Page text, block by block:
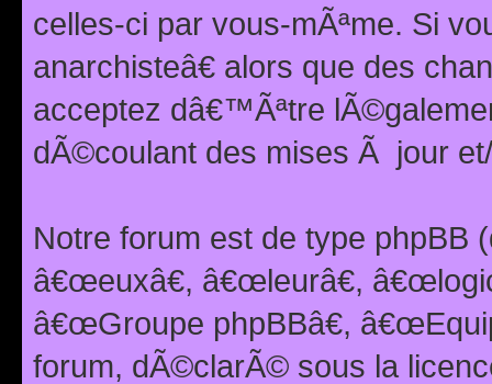
celles-ci par vous-mÃªme. Si
anarchisteâ€ alors que des
acceptez dâ€™Ãªtre
dÃ©coulant des mises Ã jour
Notre forum est de type phpBB
â€œeuxâ€, â€œleurâ€,
â€œGroupe phpBBâ€,
forum, dÃ©clarÃ© sous la